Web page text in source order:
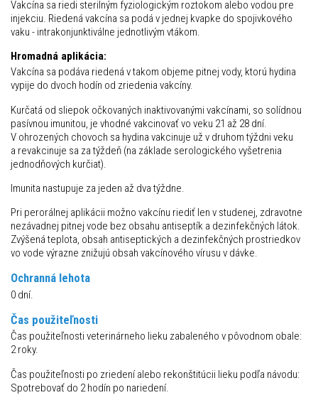
Vakcína sa riedi sterilným fyziologickým roztokom alebo vodou pre
injekciu. Riedená vakcína sa podá v jednej kvapke do spojivkového
vaku - intrakonjunktiválne jednotlivým vtákom.
Hromadná aplikácia:
Vakcína sa podáva riedená v takom objeme pitnej vody, ktorú hydina
vypije do dvoch hodín od zriedenia vakcíny.
Kurčatá od sliepok očkovaných inaktivovanými vakcínami, so solídnou
pasívnou imunitou, je vhodné vakcinovať vo veku 21 až 28 dní.
V ohrozených chovoch sa hydina vakcinuje už v druhom týždni veku
a revakcinuje sa za týždeň (na základe serologického vyšetrenia
jednodňových kurčiat).
Imunita nastupuje za jeden až dva týždne.
Pri perorálnej aplikácii možno vakcínu riediť len v studenej, zdravotne
nezávadnej pitnej vode bez obsahu antiseptík a dezinfekčných látok.
Zvýšená teplota, obsah antiseptických a dezinfekčných prostriedkov
vo vode výrazne znižujú obsah vakcínového vírusu v dávke.
Ochranná lehota
0 dní.
Čas použiteľnosti
Čas použiteľnosti veterinárneho lieku zabaleného v pôvodnom obale:
2 roky.
Čas použiteľnosti po zriedení alebo rekonštitúcii lieku podľa návodu:
Spotrebovať do 2 hodín po nariedení.